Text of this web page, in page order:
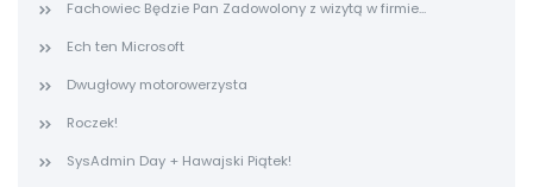
Fachowiec Będzie Pan Zadowolony z wizytą w firmie...
Ech ten Microsoft
Dwugłowy motorowerzysta
Roczek!
SysAdmin Day + Hawajski Piątek!